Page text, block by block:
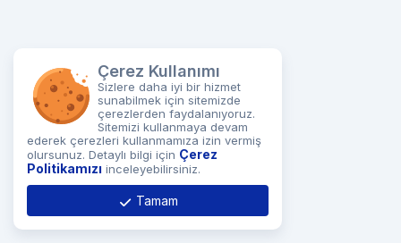
Çerez Kullanımı
Sizlere daha iyi bir hizmet
sunabilmek için sitemizde
çerezlerden faydalanıyoruz.
Sitemizi kullanmaya devam
ederek çerezleri kullanmamıza izin vermiş
olursunuz. Detaylı bilgi için Çerez
Politikamızı inceleyebilirsiniz.
Tamam